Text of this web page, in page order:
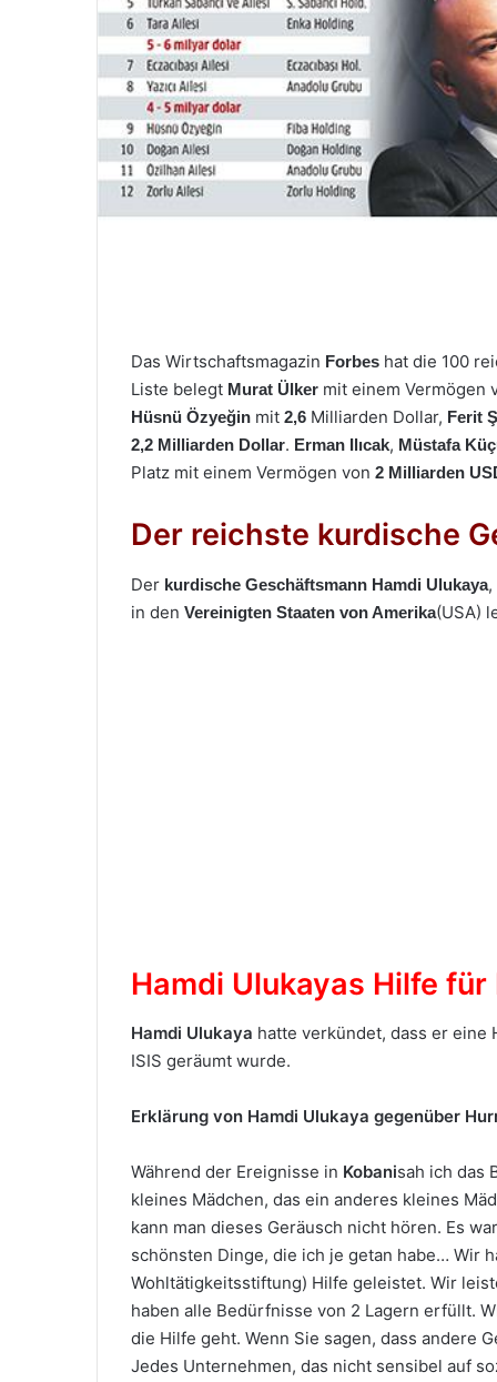
a
i
l
Das Wirtschaftsmagazin Forbes hat die 100
Liste belegt Murat Ülker mit einem Vermögen
Hüsnü Özyeğin mit 2,6 Milliarden Dollar, Ferit
2,2 Milliarden Dollar. Erman Ilıcak, Müstafa
Platz mit einem Vermögen von 2 Milliarden
Der reichste kurdische
Der kurdische Geschäftsmann Hamdi Ulukaya,
in den Vereinigten Staaten von Amerika(USA)
Hamdi Ulukayas Hilfe
Hamdi Ulukaya hatte verkündet, dass er eine
ISIS geräumt wurde.
Erklärung von Hamdi Ulukaya gegenüber
Während der Ereignisse in Kobanisah ich das
kleines Mädchen, das ein anderes kleines
kann man dieses Geräusch nicht hören. Es
schönsten Dinge, die ich je getan habe… Wir
Wohltätigkeitsstiftung) Hilfe geleistet. Wir
haben alle Bedürfnisse von 2 Lagern erfüllt.
die Hilfe geht. Wenn Sie sagen, dass andere
Jedes Unternehmen, das nicht sensibel auf